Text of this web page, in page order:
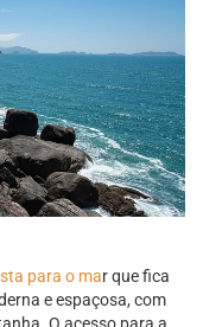
para o mar que fica
e espaçosa, com
O acesso para a